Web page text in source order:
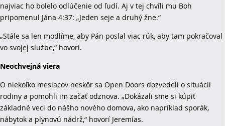
najviac ho bolelo odlúčenie od ľudí. Aj v tej chvíli mu Boh
pripomenul Jána 4:37: „Jeden seje a druhý žne.“
„Stále sa len modlíme, aby Pán poslal viac rúk, aby tam pokračoval
vo svojej službe,“ hovorí.
Neochvejná viera
O niekoľko mesiacov neskôr sa Open Doors dozvedeli o situácii
rodiny a pomohli im začať odznova. „Dokázali sme si kúpiť
základné veci do nášho nového domova, ako napríklad sporák,
nábytok a plynovú nádrž,“ hovorí Jeremías.